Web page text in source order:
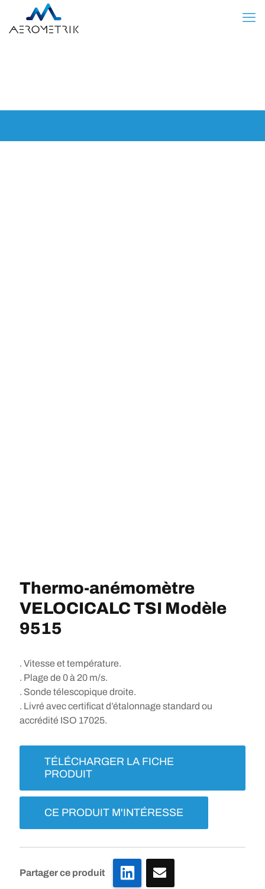
Thermo-anémomètre
VELOCICALC TSI Modèle
9515
. Vitesse et température.
. Plage de 0 à 20 m/s.
. Sonde télescopique droite.
. Livré avec certificat d’étalonnage standard ou
accrédité ISO 17025.
TÉLÉCHARGER LA FICHE
PRODUIT
CE PRODUIT M'INTÉRESSE
Partager ce produit LinkedIn